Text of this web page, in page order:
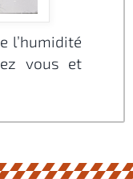
l’humidité
vous et